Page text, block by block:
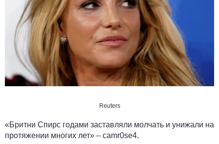
Reuters
«Бритни Спирс годами заставляли молчать и унижали на
протяжении многих лет» – camr0se4.